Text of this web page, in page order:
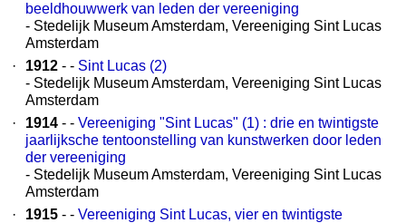
beeldhouwwerk van leden der vereeniging
- Stedelijk Museum Amsterdam, Vereeniging Sint Lucas
Amsterdam
·
1912 - - Sint Lucas (2)
- Stedelijk Museum Amsterdam, Vereeniging Sint Lucas
Amsterdam
·
1914 - - Vereeniging "Sint Lucas" (1) : drie en twintigste
jaarlijksche tentoonstelling van kunstwerken door leden
der vereeniging
- Stedelijk Museum Amsterdam, Vereeniging Sint Lucas
Amsterdam
·
1915 - - Vereeniging Sint Lucas, vier en twintigste